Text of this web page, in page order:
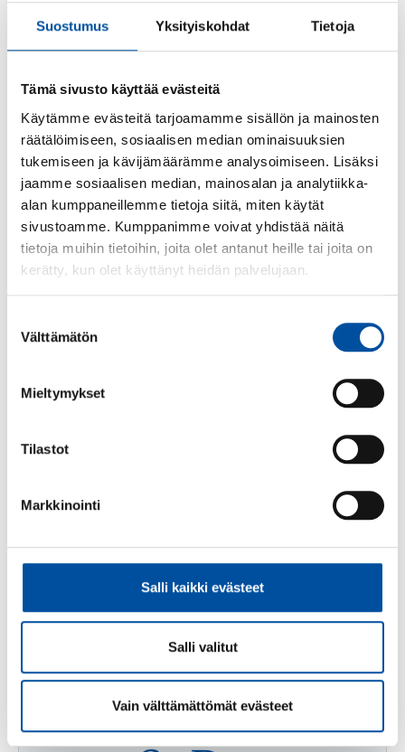
Suostumus Yksityiskohdat Tietoja
Tämä sivusto käyttää evästeitä
Käytämme evästeitä tarjoamamme sisällön ja mainosten
räätälöimiseen, sosiaalisen median ominaisuuksien
tukemiseen ja kävijämäärämme analysoimiseen. Lisäksi
jaamme sosiaalisen median, mainosalan ja analytiikka-
alan kumppaneillemme tietoja siitä, miten käytät
sivustoamme. Kumppanimme voivat yhdistää näitä
tietoja muihin tietoihin, joita olet antanut heille tai joita on
kerätty, kun olet käyttänyt heidän palvelujaan.
valinta
Välttämätön
Mieltymykset
Tilastot
Markkinointi
Salli kaikki evästeet
Salli valitut
Vain välttämättömät evästeet
Lika lön för lika arbete
Läs mer
Läs mer